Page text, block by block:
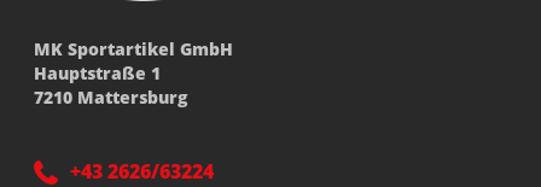
MK Sportartikel GmbH
Hauptstraße 1
7210 Mattersburg
+43 2626/63224